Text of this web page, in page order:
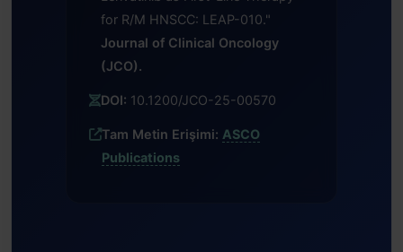
for R/M HNSCC: LEAP-010."
Journal of Clinical Oncology
(JCO).
DOI: 10.1200/JCO-25-00570
Tam Metin Erişimi: ASCO
Publications